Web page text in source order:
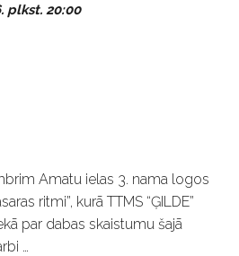
plkst. 20:00
Amatu ielas 3. nama logos
ritmi”, kurā TTMS “ĢILDE”
par dabas skaistumu šajā
…